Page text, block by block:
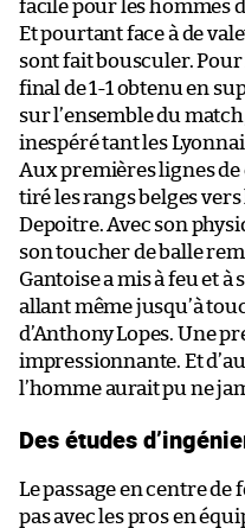
facile pour les hommes
Et pourtant face à de
sont fait bousculer. Pour
final de 1-1 obtenu en
sur l’ensemble du
inespéré tant les
Aux premières lignes
tiré les rangs belges
Depoitre. Avec son
son toucher de balle
Gantoise a mis à feu et à
allant même jusqu’à
d’Anthony Lopes. Une
impressionnante. Et
l’homme aurait pu ne
Des études
Le passage en centre
pas avec les pros en